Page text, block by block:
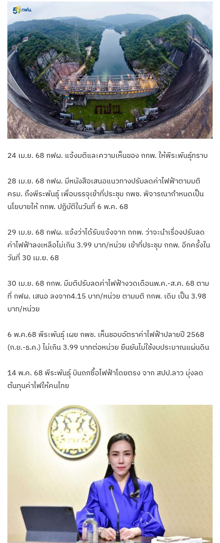
24 เม.ย. 68 กฟผ. แจ้งมติและความเห็นของ กกพ. ให้พีระพันธุ์ทราบ
28 เม.ย. 68 กฟผ. มีหนังสือเสนอแนวทางปรับลดค่าไฟฟ้าตามมติ
ครม. ถึงพีระพันธุ์ เพื่อบรรจุเข้าที่ประชุม กพช. พิจารณากำหนดเป็น
นโยบายให้ กกพ. ปฏิบัติในวันที่ 6 พ.ค. 68
29 เม.ย. 68 กฟผ. แจ้งว่าได้รับแจ้งจาก กกพ. ว่าจะนำเรื่องปรับลด
ค่าไฟฟ้าลงเหลือไม่เกิน 3.99 บาท/หน่วย เข้าที่ประชุม กกพ. อีกครั้งใน
วันที่ 30 เม.ย. 68
30 เม.ย. 68 กกพ. มีมติปรับลดค่าไฟฟ้างวดเดือนพ.ค.-ส.ค. 68 ตาม
ที่ กฟผ. เสนอ ลงจาก4.15 บาท/หน่วย ตามมติ กกพ. เดิม เป็น 3.98
บาท/หน่วย
6 พ.ค.68 พีระพันธุ์ เผย กพช. เห็นชอบอัตราค่าไฟฟ้าปลายปี 2568
(ก.ย.-ธ.ค.) ไม่เกิน 3.99 บาทต่อหน่วย ยืนยันไม่ใช้งบประมาณแผ่นดิน
14 พ.ค. 68 พีระพันธุ์ บินถกซื้อไฟฟ้าโดยตรง จาก สปป.ลาว มุ่งลด
ต้นทุนค่าไฟให้คนไทย